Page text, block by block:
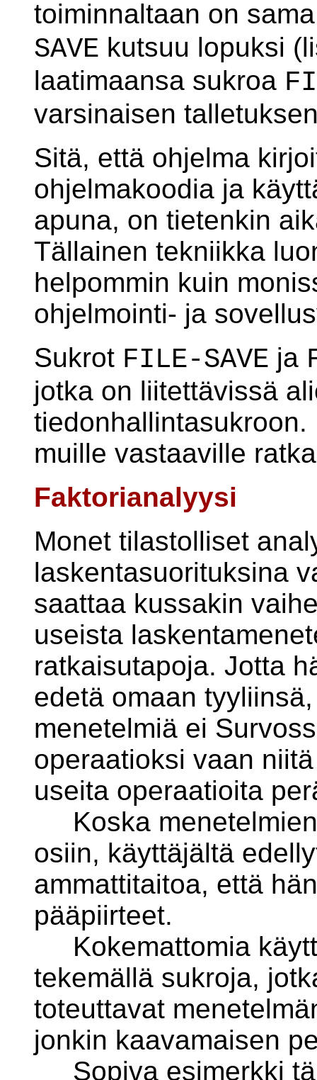
toiminnaltaan on
SAVE kutsuu lopuksi
laatimaansa sukroa
varsinaisen
Sitä, että ohjelma
ohjelmakoodia ja
apuna, on tietenkin
Tällainen tekniikka
helpommin kuin
ohjelmointi- ja
Sukrot FILE-SAVE ja
jotka on liitettävissä
muille vastaaville
Faktorianalyysi
Monet tilastolliset
laskentasuorituksina
saattaa kussakin
useista
ratkaisutapoja. Jotta
edetä omaan
menetelmiä ei
operaatioksi vaan
useita operaatioita
Koska
osiin, käyttäjältä
ammattitaitoa, että
pääpiirteet.
Kokemattomia
tekemällä sukroja,
toteuttavat
jonkin kaavamaisen
Sopiva esimerkki